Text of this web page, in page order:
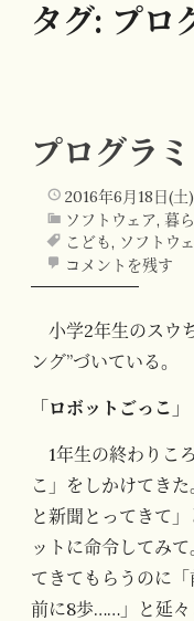
タグ: プロ
プログラ
2016年6月18日(土)
ソフトウェア, 暮
こども, ソフトウ
コメントを残す
小学2年生のスウ
ング”づいている。
「ロボットごっこ」
1年生の終わりこ
こ」をしかけてき
と新聞とってきて
ットに命令してみ
てきてもらうのに「
前に8歩……」と延々